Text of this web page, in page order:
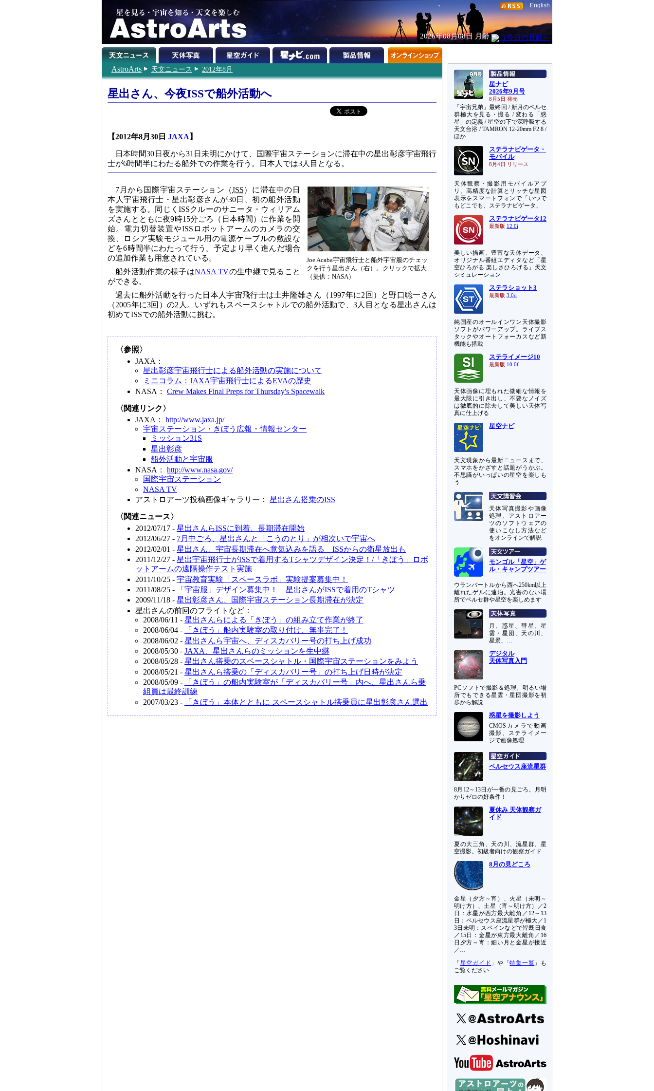
English
2026年08月08日 月齢
AstroArts 天文ニュース 2012年8月
星出さん、今夜ISSで船外活動へ
【2012年8月30日 JAXA 】
日本時間30日夜から31日未明にかけて、国際宇宙ステーションに滞在中の星出彰彦宇宙飛行
士が6時間半にわたる船外での作業を行う。日本人では3人目となる。
Joe Acaba宇宙飛行士と船外宇宙服のチェッ
クを行う星出さん（右）。クリックで拡大
（提供：NASA）
7月から国際宇宙ステーション（ISS）に滞在中の日
本人宇宙飛行士・星出彰彦さんが30日、初の船外活動
を実施する。同じくISSクルーのサニータ・ウィリアム
ズさんとともに夜9時15分ごろ（日本時間）に作業を開
始。電力切替装置やISSロボットアームのカメラの交
換、ロシア実験モジュール用の電源ケーブルの敷設な
どを6時間半にわたって行う。予定より早く進んだ場合
の追加作業も用意されている。
船外活動作業の様子はNASA TVの生中継で見ること
ができる。
過去に船外活動を行った日本人宇宙飛行士は土井隆雄さん（1997年に2回）と野口聡一さん
（2005年に3回）の2人。いずれもスペースシャトルでの船外活動で、3人目となる星出さんは
初めてISSでの船外活動に挑む。
〈参照〉
JAXA：
星出彰彦宇宙飛行士による船外活動の実施について
ミニコラム：JAXA宇宙飛行士によるEVAの歴史
NASA： Crew Makes Final Preps for Thursday's Spacewalk
〈関連リンク〉
JAXA： http://www.jaxa.jp/
宇宙ステーション・きぼう広報・情報センター
ミッション31S
星出彰彦
船外活動と宇宙服
NASA： http://www.nasa.gov/
国際宇宙ステーション
NASA TV
アストロアーツ投稿画像ギャラリー： 星出さん搭乗のISS
〈関連ニュース〉
2012/07/17 - 星出さんらISSに到着、長期滞在開始
2012/06/27 - 7月中ごろ、星出さんと「こうのとり」が相次いで宇宙へ
2012/02/01 - 星出さん、宇宙長期滞在へ意気込みを語る ISSからの衛星放出も
2011/12/27 - 星出宇宙飛行士がISSで着用するTシャツデザイン決定！/「きぼう」ロボ
ットアームの遠隔操作テスト実施
2011/10/25 - 宇宙教育実験「スペースラボ」実験提案募集中！
2011/08/25 -
「宇宙服」デザイン募集中！ 星出さんがISSで着用のTシャツ
2009/11/18 - 星出彰彦さん、国際宇宙ステーション長期滞在が決定
星出さんの前回のフライトなど：
2008/06/11 - 星出さんらによる「きぼう」の組み立て作業が終了
2008/06/04 -
「きぼう」船内実験室の取り付け、無事完了！
2008/06/02 - 星出さんら宇宙へ、ディスカバリー号の打ち上げ成功
2008/05/30 - JAXA、星出さんらのミッションを生中継
2008/05/28 - 星出さん搭乗のスペースシャトル・国際宇宙ステーションをみよう
2008/05/21 - 星出さんら搭乗の「ディスカバリー号」の打ち上げ日時が決定
2008/05/09 -
「きぼう」の船内実験室が「ディスカバリー号」内へ、星出さんら乗
組員は最終訓練
2007/03/23 -
「きぼう」本体とともに スペースシャトル搭乗員に星出彰彦さん選出
星ナビ
2026年9月号
8月5日 発売
「宇宙兄弟」最終回 / 新月のペルセ
群極大を見る・撮る / 変わる「惑
星」の定義 / 星空の下で深呼吸する
天文台浴 / TAMRON 12-20mm F2.8 /
ほか
ステラナビゲータ・
モバイル
8月4日 リリース
天体観察・撮影用モバイルアプ
リ。高精度な計算とリッチな星図
表示をスマートフォンで「いつで
もどこでも、ステラナビゲータ」
ステラナビゲータ12
最新版 12.0i
美しい描画、豊富な天体データ、
オリジナル番組エディタなど「星
空ひろがる 楽しさひろげる」天文
シミュレーション
ステラショット3
最新版 3.0o
純国産のオールインワン天体撮影
ソフトがパワーアップ。ライブス
タックやオートフォーカスなど新
機能も搭載
ステライメージ10
最新版 10.0f
天体画像に埋もれた微細な情報を
最大限に引き出し、不要なノイズ
は徹底的に除去して美しい天体写
真に仕上げる
星空ナビ
天文現象から最新ニュースまで、
スマホをかざすと話題がうかぶ。
不思議がいっぱいの星空を楽しも
う
天体写真撮影や画像
処理、アストロアー
ツのソフトウェアの
使いこなし方法など
をオンラインで解説
モンゴル「星空」ゲ
ル・キャンプツアー
ウランバートルから西へ250km以上
離れたゲルに連泊。光害のない場
所でペルセ群や星空を楽しめます
月、惑星、彗星、星
雲・星団、天の川、
星景、…
デジタル
天体写真入門
PCソフトで撮影＆処理。明るい場
所でもできる星雲・星団撮影を初
歩から解説
惑星を撮影しよう
CMOSカメラで動画
撮影、ステライメー
ジで画像処理
ペルセウス座流星群
8月12～13日が一番の見ごろ。月明
かりゼロの好条件！
夏休み 天体観察ガ
イド
夏の大三角、天の川、流星群、星
空撮影。初級者向けの観察ガイド
8月の見どころ
金星（夕方～宵）、火星（未明～
明け方）、土星（宵～明け方）／2
日：水星が西方最大離角／12～13
日：ペルセウス座流星群が極大／1
3日未明：スペインなどで皆既日食
／15日：金星が東方最大離角／16
日夕方～宵：細い月と金星が接近
／…
「 星空ガイド 」や「特集一覧 」も
ご覧ください